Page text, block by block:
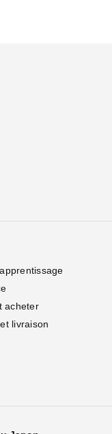
acheter
livraison